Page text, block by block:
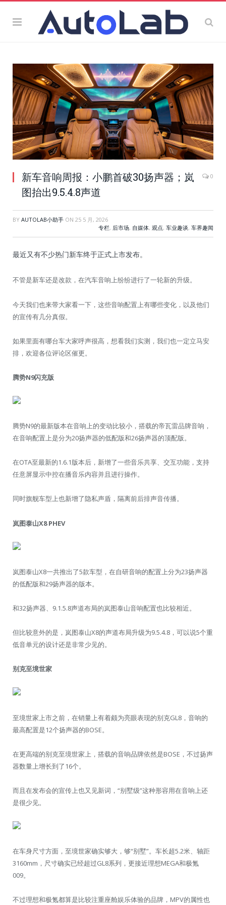
新车音响周报：小鹏首破30扬声器；岚
图抬出9.5.4.8声道
0
BY AUTOLAB小助手 ON 25 5 月, 2026
专栏, 后市场, 自媒体, 观点, 车业趣谈, 车界趣闻
最近又有不少热门新车终于正式上市发布。
不管是新车还是改款，在汽车音响上纷纷进行了一轮新的升级。
今天我们也来带大家看一下，这些音响配置上有哪些变化，以及他们
的宣传有几分真假。
如果里面有哪台车大家呼声很高，想看我们实测，我们也一定立马安
排，欢迎各位评论区催更。
腾势N9闪充版
腾势N9的最新版本在音响上的变动比较小，搭载的帝瓦雷品牌音响，
在音响配置上是分为20扬声器的低配版和26扬声器的顶配版。
在OTA至最新的1.6.1版本后，新增了一些音乐共享、交互功能，支持
任意屏显示中控在播音乐内容并且进行操作。
同时旗舰车型上也新增了隐私声盾，隔离前后排声音传播。
岚图泰山X8 PHEV
岚图泰山X8一共推出了5款车型，在自研音响的配置上分为23扬声器
的低配版和29扬声器的版本。
和32扬声器、9.1.5.8声道布局的岚图泰山音响配置也比较相近。
但比较意外的是，岚图泰山X8的声道布局升级为9.5.4.8，可以说5个重
低音单元的设计还是非常少见的。
别克至境世家
至境世家上市之前，在销量上有着颇为亮眼表现的别克GL8，音响的
最高配置是12个扬声器的BOSE。
在更高端的别克至境世家上，搭载的音响品牌依然是BOSE，不过扬声
器数量上增长到了16个。
而且在发布会的宣传上也又见新词，“别墅级”这种形容用在音响上还
是很少见。
在车身尺寸方面，至境世家确实够大，够“别墅”。车长超5.2米、轴距
3160mm，尺寸确实已经超过GL8系列，更接近理想MEGA和极氪
009。
不过理想和极氪都算是比较注重座舱娱乐体验的品牌，MPV的属性也